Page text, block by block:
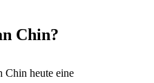
Chin?
Chin heute eine